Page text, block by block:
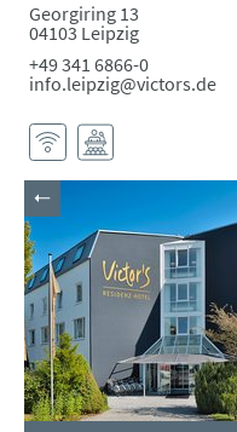
Georgiring 13
04103 Leipzig
+49 341 6866-0
info.leipzig@victors.de